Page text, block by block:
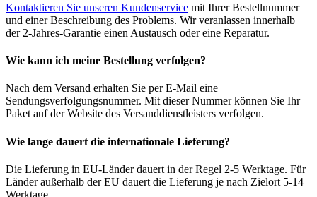
Kontaktieren Sie unseren Kundenservice mit Ihrer Bestellnummer
und einer Beschreibung des Problems. Wir veranlassen innerhalb
der 2-Jahres-Garantie einen Austausch oder eine Reparatur.
Wie kann ich meine Bestellung verfolgen?
Nach dem Versand erhalten Sie per E-Mail eine
Sendungsverfolgungsnummer. Mit dieser Nummer können Sie Ihr
Paket auf der Website des Versanddienstleisters verfolgen.
Wie lange dauert die internationale Lieferung?
Die Lieferung in EU-Länder dauert in der Regel 2-5 Werktage. Für
Länder außerhalb der EU dauert die Lieferung je nach Zielort 5-14
Werktage.